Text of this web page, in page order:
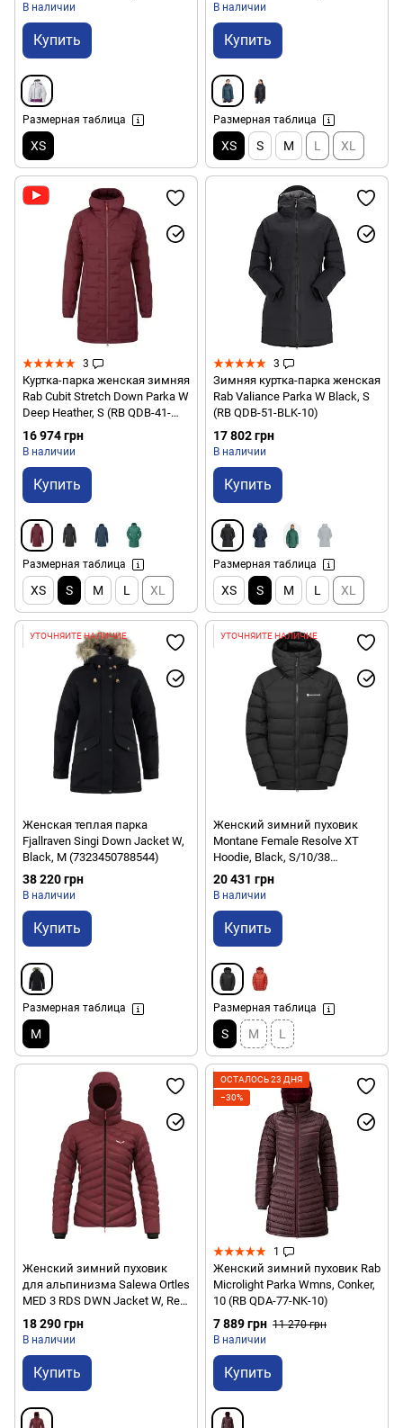
В наличии
Купить
Размерная таблица
XS
В наличии
Купить
Размерная таблица
XS S M L XL
3
Куртка-парка женская зимняя
Rab Cubit Stretch Down Parka W
Deep Heather, S (RB QDB-41-
DEH-10)
16 974 грн
В наличии
Купить
Размерная таблица
XS S M L XL
3
Зимняя куртка-парка женская
Rab Valiance Parka W Black, S
(RB QDB-51-BLK-10)
17 802 грн
В наличии
Купить
Размерная таблица
XS S M L XL
УТОЧНЯЙТЕ НАЛИЧИЕ
Женская теплая парка
Fjallraven Singi Down Jacket W,
Black, M (7323450788544)
38 220 грн
В наличии
Купить
Размерная таблица
M
УТОЧНЯЙТЕ НАЛИЧИЕ
Женский зимний пуховик
Montane Female Resolve XT
Hoodie, Black, S/10/38
(5056601023196)
20 431 грн
В наличии
Купить
Размерная таблица
S M L
Женский зимний пуховик
для альпинизма Salewa Ortles
MED 3 RDS DWN Jacket W, Red
syrah, 42/36 (28719/1571 42/36)
18 290 грн
В наличии
Купить
ОСТАЛОСЬ 23 ДНЯ
−30%
1
Женский зимний пуховик Rab
Microlight Parka Wmns, Conker,
10 (RB QDA-77-NK-10)
7 889 грн 11 270 грн
В наличии
Купить